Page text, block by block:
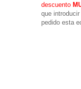
descuento
que
pedido esta